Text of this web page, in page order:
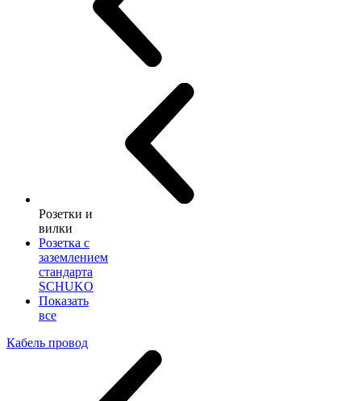
Розетки и
вилки
Розетка с
заземлением
стандарта
SCHUKO
Показать
все
Кабель провод